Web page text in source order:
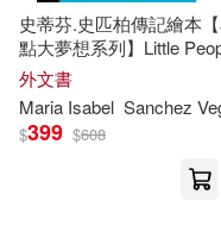
Dulan(73)
Hayes(73)
Steven E.
Princeton Univ
Random
史蒂芬.史匹柏傳記繪本
點大夢想系列】Little
Big Dreams:
外文書
Maria Isabel Sanchez
$399 $608